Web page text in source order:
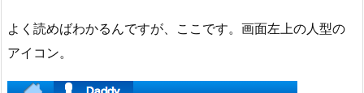
よく読めばわかるんですが、ここです。画面左上の人型の
アイコン。